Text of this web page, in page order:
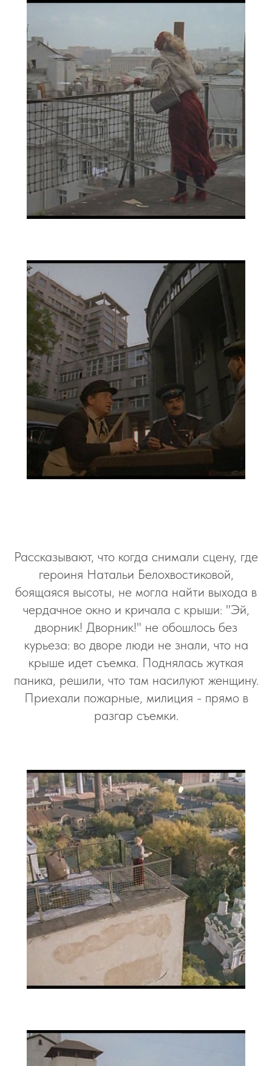
Рассказывают, что когда снимали сцену, где
героиня Натальи Белохвостиковой,
боящаяся высоты, не могла найти выхода в
чердачное окно и кричала с крыши: "Эй,
дворник! Дворник!" не обошлось без
курьеза: во дворе люди не знали, что на
крыше идет съемка. Поднялась жуткая
паника, решили, что там насилуют женщину.
Приехали пожарные, милиция - прямо в
разгар съемки.